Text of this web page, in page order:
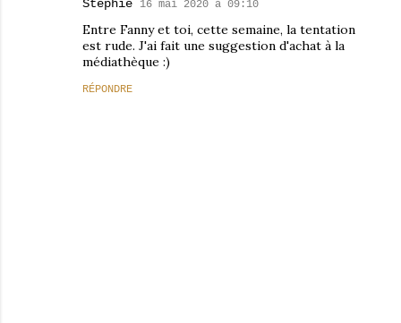
Stephie 16 mai 2020 à 09:10
Entre Fanny et toi, cette semaine, la tentation
est rude. J'ai fait une suggestion d'achat à la
médiathèque :)
RÉPONDRE